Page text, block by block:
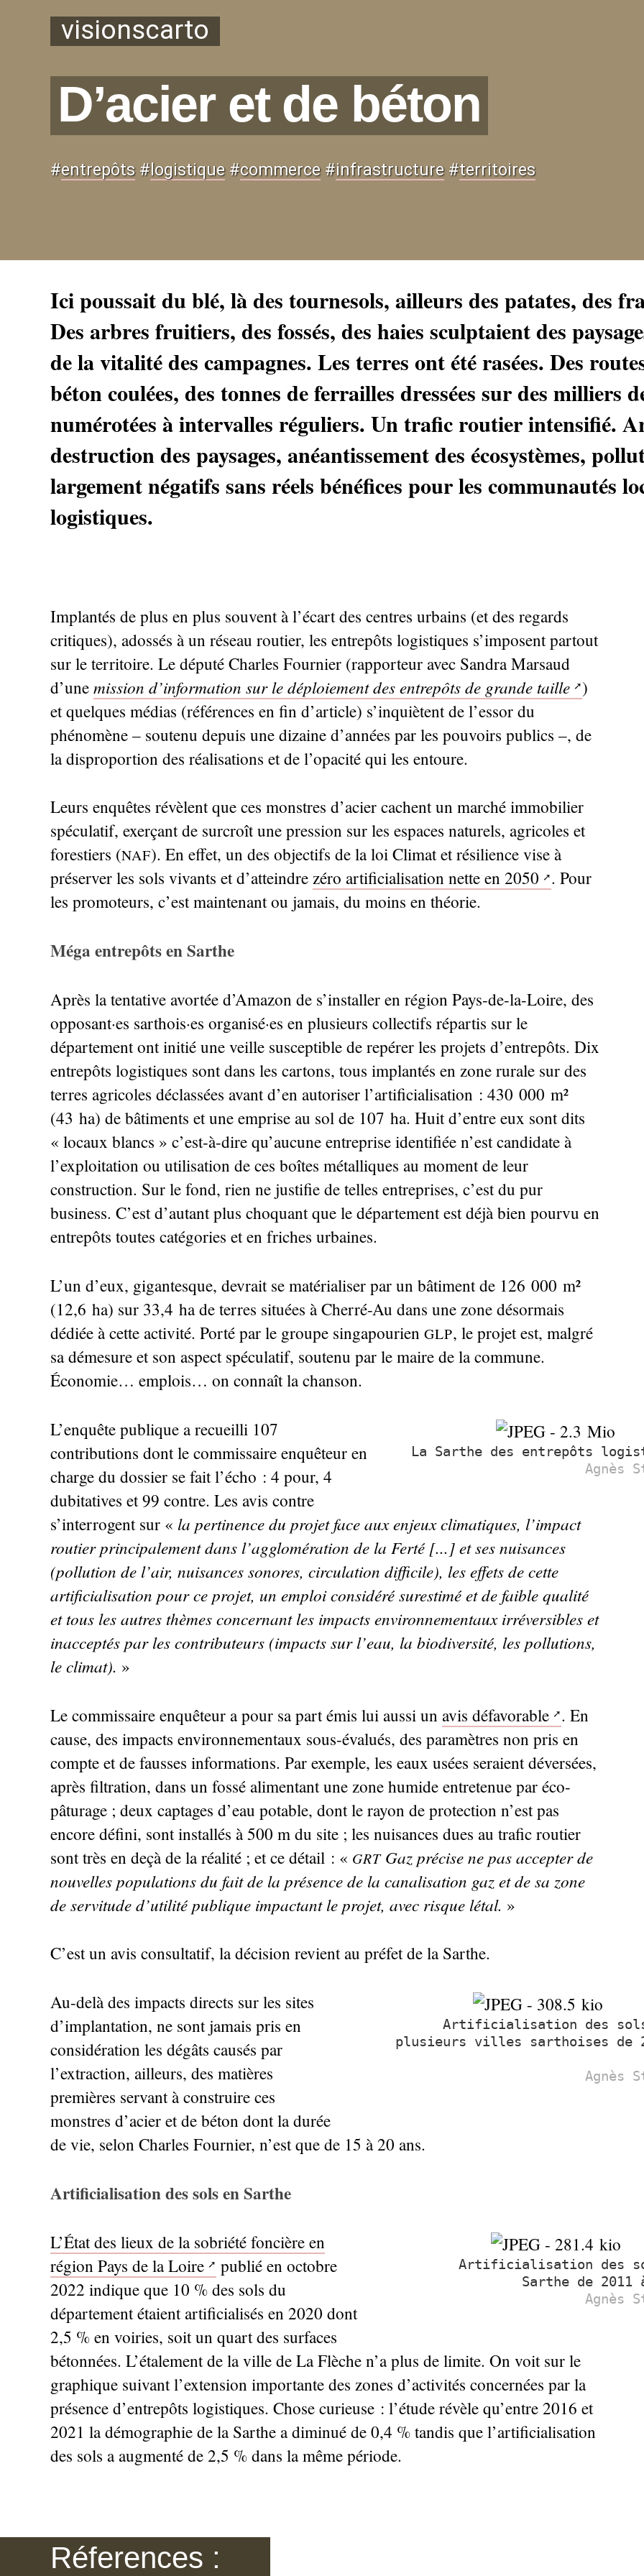
visionscarto
D’acier et de béton
#entrepôts #logistique #commerce #infrastructure #territoires
Ici poussait du blé, là des tournesols, ailleurs des patates, des
Des arbres fruitiers, des fossés, des haies sculptaient des
de la vitalité des campagnes. Les terres ont été rasées. Des
béton coulées, des tonnes de ferrailles dressées sur des milliers
numérotées à intervalles réguliers. Un trafic routier intensifié.
destruction des paysages, anéantissement des écosystèmes,
largement négatifs sans réels bénéfices pour les communautés
logistiques.
Implantés de plus en plus souvent à l’écart des centres urbains (et des regards
critiques), adossés à un réseau routier, les entrepôts logistiques s’imposent partout
sur le territoire. Le député Charles Fournier (rapporteur avec Sandra Marsaud
d’unemission d’information sur le déploiement des entrepôts de grande taille )
et quelques médias (références en fin d’article) s’inquiètent de l’essor du
phénomène – soutenu depuis une dizaine d’années par les pouvoirs publics –, de
la disproportion des réalisations et de l’opacité qui les entoure.
Leurs enquêtes révèlent que ces monstres d’acier cachent un marché immobilier
spéculatif, exerçant de surcroît une pression sur les espaces naturels, agricoles et
forestiers (NAF). En effet, un des objectifs de la loi Climat et résilience vise à
préserver les sols vivants et d’atteindrezéro artificialisation nette en 2050
. Pour
les promoteurs, c’est maintenant ou jamais, du moins en théorie.
Méga entrepôts en Sarthe
Après la tentative avortée d’Amazon de s’installer en région Pays-de-la-Loire, des
opposant·es sarthois·es organisé·es en plusieurs collectifs répartis sur le
département ont initié une veille susceptible de repérer les projets d’entrepôts. Dix
entrepôts logistiques sont dans les cartons, tous implantés en zone rurale sur des
terres agricoles déclassées avant d’en autoriser l’artificialisation : 430 000 m²
(43 ha) de bâtiments et une emprise au sol de 107 ha. Huit d’entre eux sont dits
« locaux blancs » c’est-à-dire qu’aucune entreprise identifiée n’est candidate à
l’exploitation ou utilisation de ces boîtes métalliques au moment de leur
construction. Sur le fond, rien ne justifie de telles entreprises, c’est du pur
business. C’est d’autant plus choquant que le département est déjà bien pourvu en
entrepôts toutes catégories et en friches urbaines.
L’un d’eux, gigantesque, devrait se matérialiser par un bâtiment de 126 000 m²
(12,6 ha) sur 33,4 ha de terres situées à Cherré-Au dans une zone désormais
dédiée à cette activité. Porté par le groupe singapourien GLP, le projet est, malgré
sa démesure et son aspect spéculatif, soutenu par le maire de la commune.
Économie… emplois… on connaît la chanson.
La Sarthe des entrepôts
Agnès
L’enquête publique a recueilli 107
contributions dont le commissaire enquêteur en
charge du dossier se fait l’écho : 4 pour, 4
dubitatives et 99 contre. Les avis contre
s’interrogent sur « la pertinence du projet face aux enjeux climatiques, l’impact
routier principalement dans l’agglomération de la Ferté [...] et ses nuisances
(pollution de l’air, nuisances sonores, circulation difficile), les effets de cette
artificialisation pour ce projet, un emploi considéré surestimé et de faible qualité
et tous les autres thèmes concernant les impacts environnementaux irréversibles et
inacceptés par les contributeurs (impacts sur l’eau, la biodiversité, les pollutions,
le climat). »
Le commissaire enquêteur a pour sa part émis lui aussi un avis défavorable . En
cause, des impacts environnementaux sous-évalués, des paramètres non pris en
compte et de fausses informations. Par exemple, les eaux usées seraient déversées,
après filtration, dans un fossé alimentant une zone humide entretenue par éco-
pâturage ; deux captages d’eau potable, dont le rayon de protection n’est pas
encore défini, sont installés à 500 m du site ; les nuisances dues au trafic routier
sont très en deçà de la réalité ; et ce détail : « GRTGaz précise ne pas accepter de
nouvelles populations du fait de la présence de la canalisation gaz et de sa zone
de servitude d’utilité publique impactant le projet, avec risque létal. »
C’est un avis consultatif, la décision revient au préfet de la Sarthe.
Artificialisation des sols
plusieurs villes sarthoises de
Agnès
Au-delà des impacts directs sur les sites
d’implantation, ne sont jamais pris en
considération les dégâts causés par
l’extraction, ailleurs, des matières
premières servant à construire ces
monstres d’acier et de béton dont la durée
de vie, selon Charles Fournier, n’est que de 15 à 20 ans.
Artificialisation des sols en Sarthe
Artificialisation des
Sarthe de 2011
Agnès
L’État des lieux de la sobriété foncière en
région Pays de la Loire
publié en octobre
2022 indique que 10 % des sols du
département étaient artificialisés en 2020 dont
2,5 % en voiries, soit un quart des surfaces
bétonnées. L’étalement de la ville de La Flèche n’a plus de limite. On voit sur le
graphique suivant l’extension importante des zones d’activités concernées par la
présence d’entrepôts logistiques. Chose curieuse : l’étude révèle qu’entre 2016 et
2021 la démographie de la Sarthe a diminué de 0,4 % tandis que l’artificialisation
des sols a augmenté de 2,5 % dans la même période.
Réferences :